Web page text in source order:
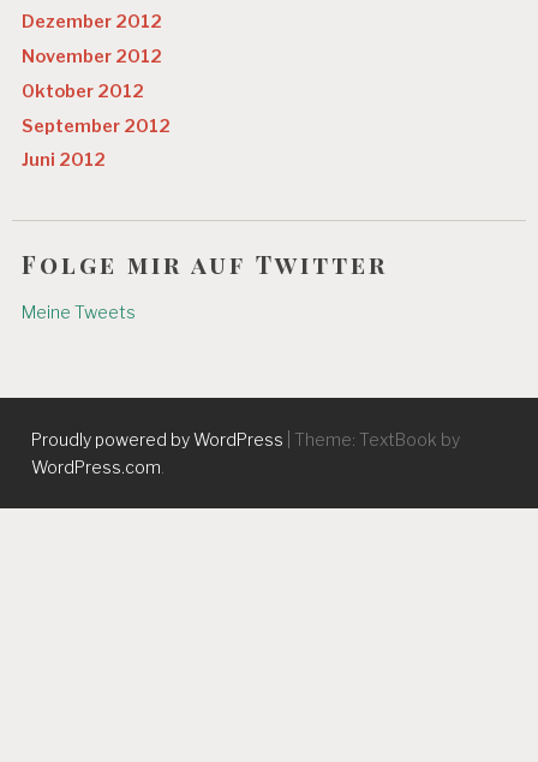
Dezember 2012
November 2012
Oktober 2012
September 2012
Juni 2012
Folge mir auf Twitter
Meine Tweets
Proudly powered by WordPress
Theme: TextBook by
WordPress.com